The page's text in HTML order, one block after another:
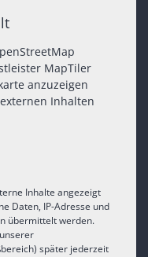
MapTiler
anzuzeigen
Inhalten
Inhalte angezeigt
Daten, IP-Adresse und
übermittelt werden.
später jederzeit